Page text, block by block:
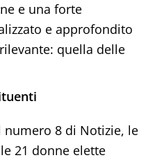
e una forte
e approfondito
quella delle
numero 8 di Notizie, le
21 donne elette